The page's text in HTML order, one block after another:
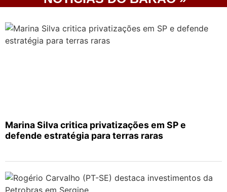
Marina Silva critica privatizações em SP e
defende estratégia para terras raras